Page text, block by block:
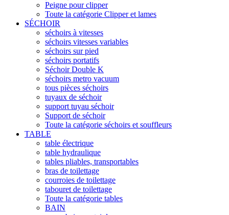
Peigne pour clipper
Toute la catégorie Clipper et lames
SÉCHOIR
séchoirs à vitesses
séchoirs vitesses variables
séchoirs sur pied
séchoirs portatifs
Séchoir Double K
séchoirs metro vacuum
tous pièces séchoirs
tuyaux de séchoir
support tuyau séchoir
Support de séchoir
Toute la catégorie séchoirs et souffleurs
TABLE
table électrique
table hydraulique
tables pliables, transportables
bras de toilettage
courroies de toilettage
tabouret de toilettage
Toute la catégorie tables
BAIN